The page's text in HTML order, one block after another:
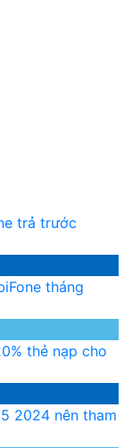
trả trước
tháng
thẻ nạp cho
2024 nên tham